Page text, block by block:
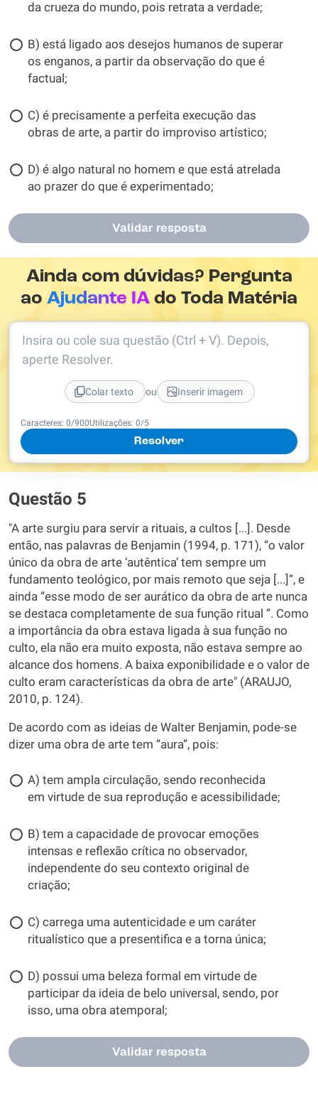
da crueza do mundo, pois retrata a verdade;
B) está ligado aos desejos humanos de superar
os enganos, a partir da observação do que é
factual;
C) é precisamente a perfeita execução das
obras de arte, a partir do improviso artístico;
D) é algo natural no homem e que está atrelada
ao prazer do que é experimentado;
Validar resposta
Ainda com dúvidas? Pergunta
aoAjudante IA do Toda Matéria
Caracteres: 0/900Utilizações: 0/5
Resolver
Insira ou cole sua questão (Ctrl + V). Depois,
aperte Resolver.
Colar texto ou Inserir imagem
Questão 5
"A arte surgiu para servir a rituais, a cultos [...]. Desde
então, nas palavras de Benjamin (1994, p. 171), “o valor
único da obra de arte ‘autêntica’ tem sempre um
fundamento teológico, por mais remoto que seja [...]”, e
ainda “esse modo de ser aurático da obra de arte nunca
se destaca completamente de sua função ritual ”. Como
a importância da obra estava ligada à sua função no
culto, ela não era muito exposta, não estava sempre ao
alcance dos homens. A baixa exponibilidade e o valor de
culto eram características da obra de arte" (ARAUJO,
2010, p. 124).
De acordo com as ideias de Walter Benjamin, pode-se
dizer uma obra de arte tem “aura”, pois:
A) tem ampla circulação, sendo reconhecida
em virtude de sua reprodução e acessibilidade;
B) tem a capacidade de provocar emoções
intensas e reflexão crítica no observador,
independente do seu contexto original de
criação;
C) carrega uma autenticidade e um caráter
ritualístico que a presentifica e a torna única;
D) possui uma beleza formal em virtude de
participar da ideia de belo universal, sendo, por
isso, uma obra atemporal;
Validar resposta